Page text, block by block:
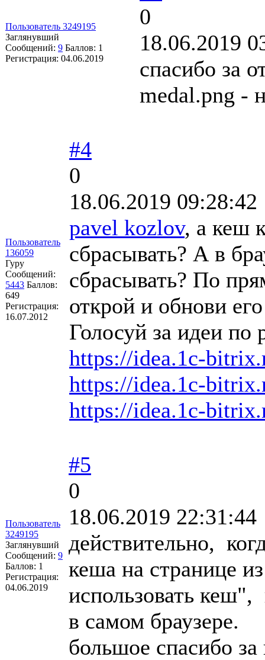
Пользователь 3249195
Заглянувший
Сообщений: 9 Баллов: 1
Регистрация: 04.06.2019
0
18.06.2019
спасибо за
medal.png -
Пользователь
136059
Гуру
Сообщений:
5443 Баллов:
649
Регистрация:
16.07.2012
#4
0
18.06.2019 09:28:42
pavel kozlov, а кеш
сбрасывать? А в
сбрасывать? По
открой и обнови
Голосуй за идеи
https://idea.1c-
https://idea.1c-
https://idea.1c-
Пользователь
3249195
Заглянувший
Сообщений: 9
Баллов: 1
Регистрация:
04.06.2019
#5
0
18.06.2019 22:31:44
действительно,
кеша на странице
использовать кеш",
в самом браузере.
большое спасибо